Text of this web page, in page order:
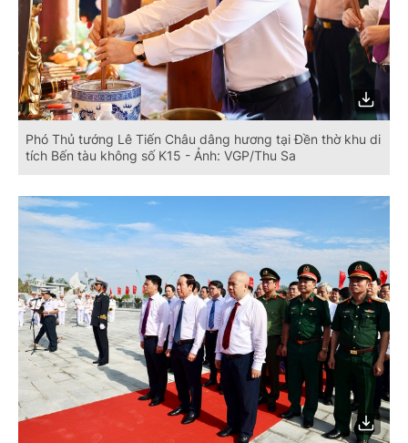
Phó Thủ tướng Lê Tiến Châu dâng hương tại Đền thờ khu di
tích Bến tàu không số K15 - Ảnh: VGP/Thu Sa